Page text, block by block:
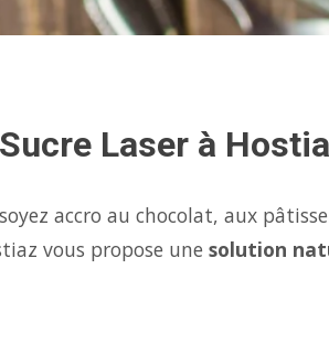
Laser à
accro au chocolat, aux
vous propose une solution